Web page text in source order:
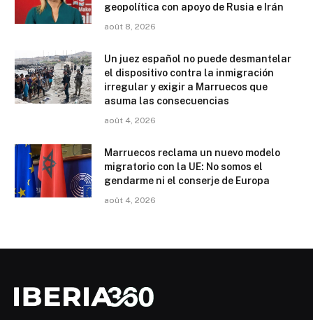
geopolítica con apoyo de Rusia e Irán
août 8, 2026
Un juez español no puede desmantelar
el dispositivo contra la inmigración
irregular y exigir a Marruecos que
asuma las consecuencias
août 4, 2026
Marruecos reclama un nuevo modelo
migratorio con la UE: No somos el
gendarme ni el conserje de Europa
août 4, 2026